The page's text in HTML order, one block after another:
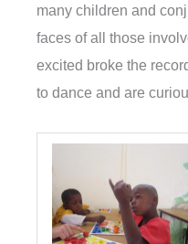
many children and
faces of all those
excited broke the
to dance and are